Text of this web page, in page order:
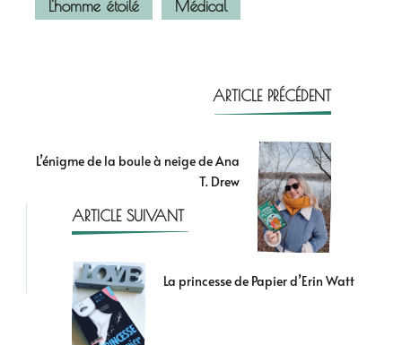
L'homme étoilé Médical
ARTICLE PRÉCÉDENT
L’énigme de la boule à neige de Ana
T. Drew
ARTICLE SUIVANT
La princesse de Papier d’Erin Watt